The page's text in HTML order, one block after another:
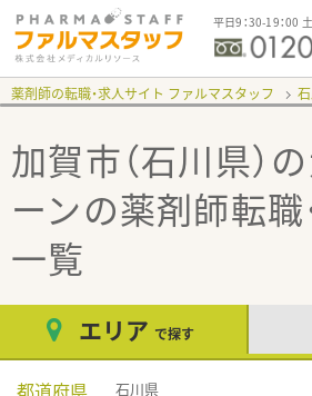
平日9：30-19：00
薬剤師の転職・求人サイト ファルマスタッフ
加賀市（石川県）
ーンの薬剤師転職
一覧
エリア で探す
石川県